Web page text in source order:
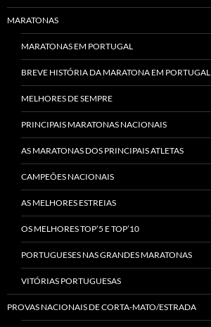
MARATONAS
MARATONAS EM PORTUGAL
BREVE HISTÓRIA DA MARATONA EM PORTUGAL
MELHORES DE SEMPRE
PRINCIPAIS MARATONAS NACIONAIS
AS MARATONAS DOS PRINCIPAIS ATLETAS
CAMPEÕES NACIONAIS
AS MELHORES ESTREIAS
OS MELHORES TOP’5 E TOP’10
PORTUGUESES NAS GRANDES MARATONAS
VITÓRIAS PORTUGUESAS
PROVAS NACIONAIS DE CORTA-MATO/ESTRADA